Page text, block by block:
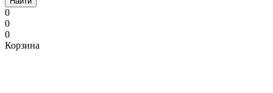
0
0
0
Корзина